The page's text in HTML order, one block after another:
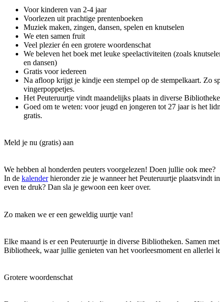
Voor kinderen van 2-4 jaar
Voorlezen uit prachtige prentenboeken
Muziek maken, zingen, dansen, spelen en knutselen
We eten samen fruit
Veel plezier én een grotere woordenschat
We beleven het boek met leuke speelactiviteiten (zoals
en dansen)
Gratis voor iedereen
Na afloop krijgt je kindje een stempel op de stempelkaart. Zo
vingerpoppetjes.
Het Peuteruurtje vindt maandelijks plaats in diverse
Goed om te weten: voor jeugd en jongeren tot 27 jaar is het
gratis.
Meld je nu (gratis) aan
We hebben al honderden peuters voorgelezen! Doen jullie ook mee?
In de kalenderhieronder zie je wanneer het Peuteruurtje plaatsvindt
even te druk? Dan sla je gewoon een keer over.
Zo maken we er een geweldig uurtje van!
Elke maand is er een Peuteruurtje in diverse Bibliotheken. Samen
Bibliotheek, waar jullie genieten van het voorleesmoment en allerlei
Grotere woordenschat